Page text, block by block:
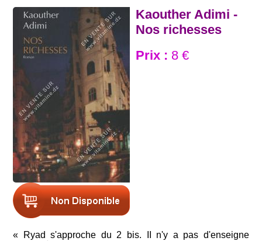
Kaouther Adimi -
Nos richesses
Prix : 8 €
« Ryad s'approche du 2 bis. II n'y a pas d'enseigne